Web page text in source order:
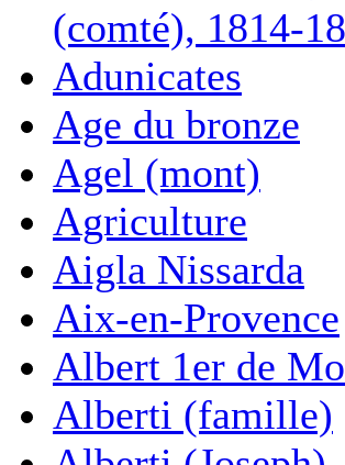
(comté), 1814-
Adunicates
Age du bronze
Agel (mont)
Agriculture
Aigla Nissarda
Aix-en-Provence
Albert 1er de
Alberti (famille)